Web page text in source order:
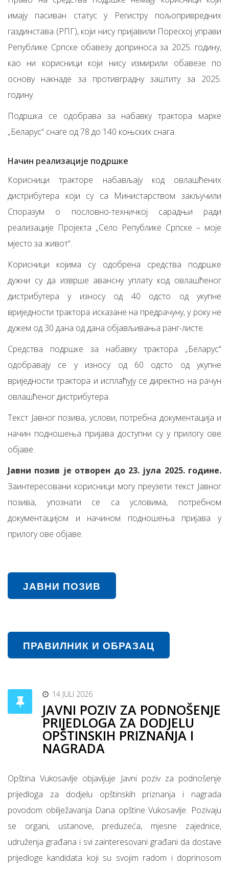
имају пасиван статус у Регистру пољопривредних
газдинстава (РПГ), који нису пријавили Пореској управи
Републике Српске обавезу доприноса за 2025. годину,
као ни корисници који нису измирили обавезе по
основу накнаде за противградну заштиту за 2025.
годину.
Подршка се одобрава за набавку трактора марке
„Беларус“ снаге од 78 до 140 коњских снага.
Начин реализације подршке
Корисници тракторе набављају код овлашћених
дистрибутера који су са Министарством закључили
Споразум о пословно-техничкој сарадњи ради
реализације Пројекта „Село Републике Српске – моје
мјесто за живот“.
Корисници којима су одобрена средства подршке
дужни су да изврше авансну уплату код овлашћеног
дистрибутера у износу од 40 одсто од укупне
вриједности трактора исказане на предрачуну, у року не
дужем од 30 дана од дана објављивања ранг-листе.
Средства подршке за набавку трактора „Беларус“
одобравају се у износу од 60 одсто од укупне
вриједности трактора и исплаћују се директно на рачун
овлашћеног дистрибутера.
Текст Јавног позива, услови, потребна документација и
начин подношења пријава доступни су у прилогу ове
објаве.
Јавни позив је отворен до 23. јула 2025. године.
Заинтересовани корисници могу преузети текст Јавног
позива, упознати се са условима, потребном
документацијом и начином подношења пријава у
прилогу ове објаве.
ЈАВНИ ПОЗИВ
ПРАВИЛНИК И ОБРАЗАЦ
14 JULI 2026
JAVNI POZIV ZA PODNOŠENJE
PRIJEDLOGA ZA DODJELU
OPŠTINSKIH PRIZNANJA I
NAGRADA
Opština Vukosavlje objavljuje Javni poziv za podnošenje
prijedloga za dodjelu opštinskih priznanja i nagrada
povodom obilježavanja Dana opštine Vukosavlje. Pozivaju
se organi, ustanove, preduzeća, mjesne zajednice,
udruženja građana i svi zainteresovani građani da dostave
prijedloge kandidata koji su svojim radom i doprinosom